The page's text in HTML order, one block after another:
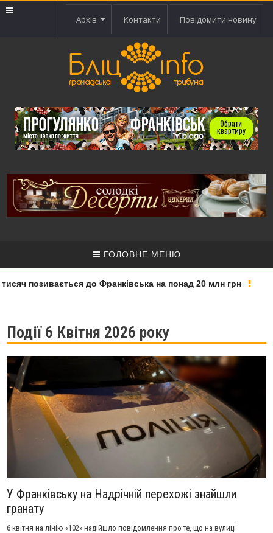
Архів Контакти Повідомити новину
ГОЛОВНЕ МЕНЮ
позивається до Франківська на понад 20 млн грн
Події 6 Квітня 2026 року
У Франківську на Надрічній перехожі знайшли
гранату
6 квітня на лінію «102» надійшло повідомлення про те, що на вулиці